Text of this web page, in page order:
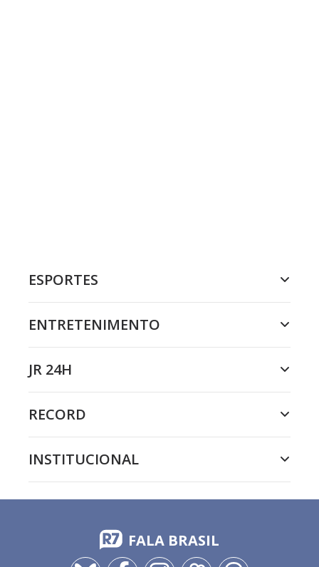
ESPORTES
ENTRETENIMENTO
JR 24H
RECORD
INSTITUCIONAL
FALA BRASIL